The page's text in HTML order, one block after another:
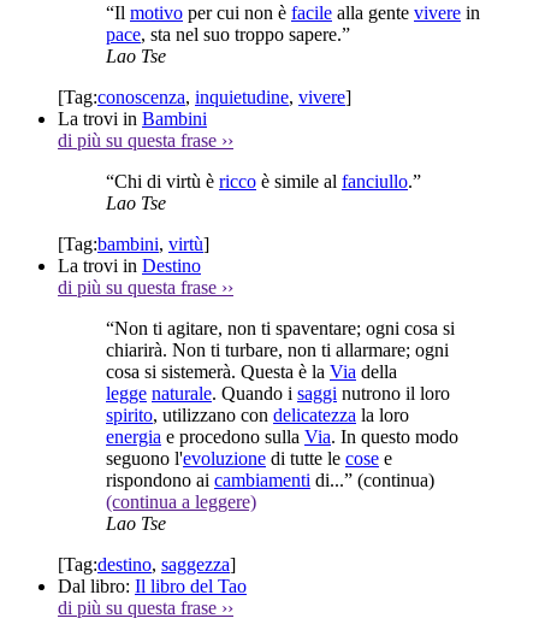
“Il motivo per cui non è facile alla gente vivere in
pace, sta nel suo troppo sapere.”
Lao Tse
[Tag:conoscenza, inquietudine, vivere]
La trovi in Bambini
di più su questa frase ››
“Chi di virtù è ricco è simile al fanciullo.”
Lao Tse
[Tag:bambini, virtù]
La trovi in Destino
di più su questa frase ››
“Non ti agitare, non ti spaventare; ogni cosa si
chiarirà. Non ti turbare, non ti allarmare; ogni
cosa si sistemerà. Questa è la Via della
legge naturale. Quando i saggi nutrono il loro
spirito, utilizzano con delicatezza la loro
energia e procedono sulla Via. In questo modo
seguono l'evoluzione di tutte le cose e
rispondono ai cambiamenti di...” (continua)
(continua a leggere)
Lao Tse
[Tag:destino, saggezza]
Dal libro: Il libro del Tao
di più su questa frase ››